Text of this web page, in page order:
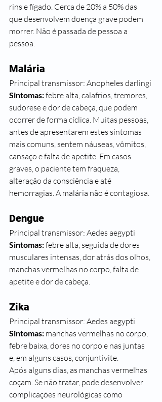
rins e fígado. Cerca de 20% a 50% das
que desenvolvem doença grave podem
morrer. Não é passada de pessoa a
pessoa.
Malária
Principal transmissor: Anopheles darlingi
Sintomas: febre alta, calafrios, tremores,
sudorese e dor de cabeça, que podem
ocorrer de forma cíclica. Muitas pessoas,
antes de apresentarem estes sintomas
mais comuns, sentem náuseas, vômitos,
cansaço e falta de apetite. Em casos
graves, o paciente tem fraqueza,
alteração da consciência e até
hemorragias. A malária não é contagiosa.
Dengue
Principal transmissor: Aedes aegypti
Sintomas: febre alta, seguida de dores
musculares intensas, dor atrás dos olhos,
manchas vermelhas no corpo, falta de
apetite e dor de cabeça.
Zika
Principal transmissor: Aedes aegypti
Sintomas: manchas vermelhas no corpo,
febre baixa, dores no corpo e nas juntas
e, em alguns casos, conjuntivite.
Após alguns dias, as manchas vermelhas
coçam. Se não tratar, pode desenvolver
complicações neurológicas como